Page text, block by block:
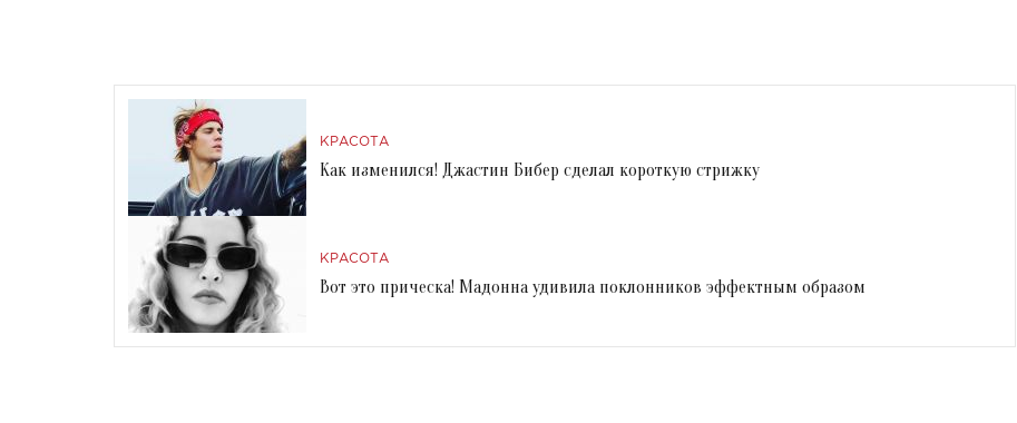
КРАСОТА
Как изменился! Джастин Бибер сделал короткую стрижку
КРАСОТА
Вот это прическа! Мадонна удивила поклонников эффектным образом